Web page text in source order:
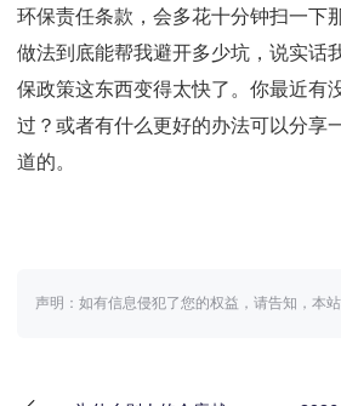
环保责任条款，会多花十分钟扫一下
做法到底能帮我避开多少坑，说实话
保政策这东西变得太快了。你最近有
过？或者有什么更好的办法可以分享
道的。
声明：如有信息侵犯了您的权益，请告知，本站